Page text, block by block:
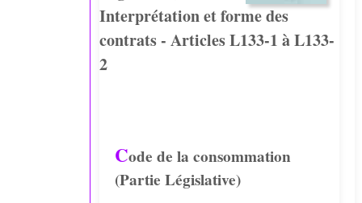
Interprétation et forme des
contrats - Articles L133-1 à L133-
2
Code de la consommation
(Partie Législative)